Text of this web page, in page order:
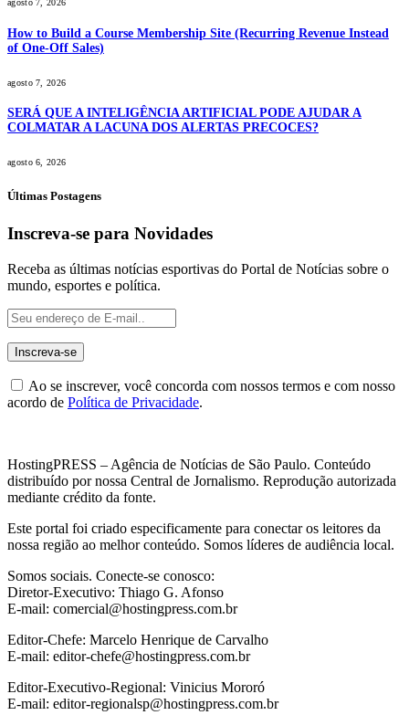
agosto 7, 2026
How to Build a Course Membership Site (Recurring Revenue Instead
of One-Off Sales)
agosto 7, 2026
SERÁ QUE A INTELIGÊNCIA ARTIFICIAL PODE AJUDAR A
COLMATAR A LACUNA DOS ALERTAS PRECOCES?
agosto 6, 2026
Últimas Postagens
Inscreva-se para Novidades
Receba as últimas notícias esportivas do Portal de Notícias sobre o
mundo, esportes e política.
Ao se inscrever, você concorda com nossos termos e com nosso
acordo de Política de Privacidade.
HostingPRESS – Agência de Notícias de São Paulo. Conteúdo
distribuído por nossa Central de Jornalismo. Reprodução autorizada
mediante crédito da fonte.
Este portal foi criado especificamente para conectar os leitores da
nossa região ao melhor conteúdo. Somos líderes de audiência local.
Somos sociais. Conecte-se conosco:
Diretor-Executivo: Thiago G. Afonso
E-mail: comercial@hostingpress.com.br
Editor-Chefe: Marcelo Henrique de Carvalho
E-mail: editor-chefe@hostingpress.com.br
Editor-Executivo-Regional: Vinicius Mororó
E-mail: editor-regionalsp@hostingpress.com.br